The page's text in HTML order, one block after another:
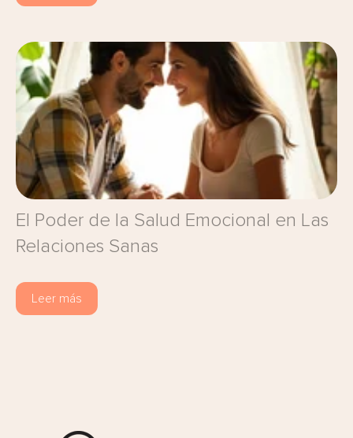
El Poder de la Salud Emocional en Las
Relaciones Sanas
Leer más